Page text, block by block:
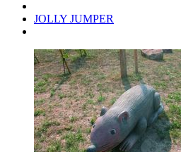
JOLLY JUMPER